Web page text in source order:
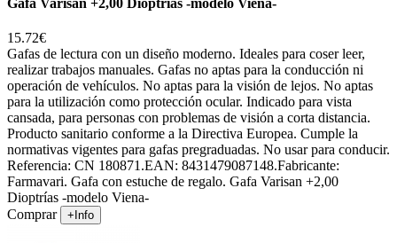
15.72€
Gafas de lectura con un diseño moderno. Ideales para coser leer,
realizar trabajos manuales. Gafas no aptas para la conducción ni
operación de vehículos. No aptas para la visión de lejos. No aptas
para la utilización como protección ocular. Indicado para vista
cansada, para personas con problemas de visión a corta distancia.
Producto sanitario conforme a la Directiva Europea. Cumple la
normativas vigentes para gafas pregraduadas. No usar para conducir.
Referencia: CN 180871.EAN: 8431479087148.Fabricante:
Farmavari. Gafa con estuche de regalo. Gafa Varisan +2,00
Dioptrías -modelo Viena-
Comprar
+Info